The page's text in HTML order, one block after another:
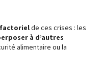
de ces crises : les
à d’autres
alimentaire ou la